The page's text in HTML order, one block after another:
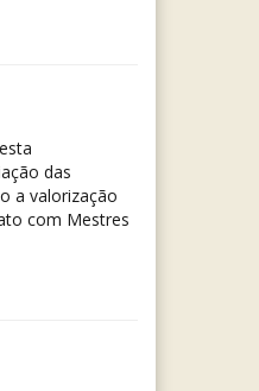
das
a valorização
com Mestres